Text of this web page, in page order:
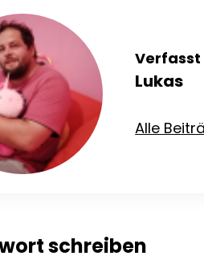
Verfasst
Lukas
Alle
schreiben